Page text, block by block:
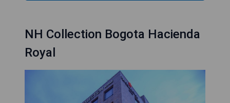
NH Collection Bogota Hacienda
Royal